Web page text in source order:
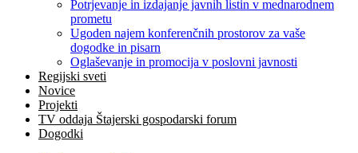
Potrjevanje in izdajanje javnih listin v mednarodnem
prometu
Ugoden najem konferenčnih prostorov za vaše
dogodke in pisarn
Oglaševanje in promocija v poslovni javnosti
Regijski sveti
Novice
Projekti
TV oddaja Štajerski gospodarski forum
Dogodki